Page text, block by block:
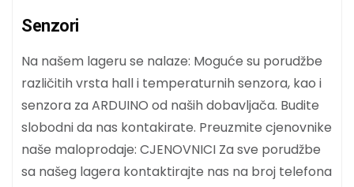
Senzori
Na našem lageru se nalaze: Moguće su porudžbe
različitih vrsta hall i temperaturnih senzora, kao i
senzora za ARDUINO od naših dobavljača. Budite
slobodni da nas kontakirate. Preuzmite cjenovnike
naše maloprodaje: CJENOVNICI Za sve porudžbe
sa našeg lagera kontaktirajte nas na broj telefona